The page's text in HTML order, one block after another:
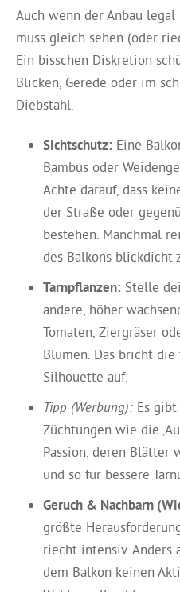
Auch wenn der Anbau
muss gleich sehen (oder
Ein bisschen Diskretion
Blicken, Gerede oder im
Diebstahl.
Sichtschutz: Eine
Bambus oder
Achte darauf, dass
der Straße oder
bestehen. Manchmal
des Balkons blickdicht
Tarnpflanzen: Stelle
andere, höher
Tomaten, Ziergräser
Blumen. Das bricht die
Silhouette auf.
Tipp (Werbung): Es
Züchtungen wie die
Passion, deren Blätter
und so für bessere
Geruch & Nachbarn
größte
riecht intensiv. Anders
dem Balkon keinen